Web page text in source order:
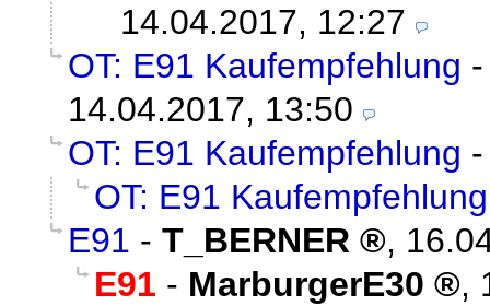
14.04.2017, 12:27
OT: E91 Kaufempfehlung
14.04.2017, 13:50
OT: E91 Kaufempfehlung
OT: E91 Kaufempfehlung
E91 - T_BERNER ,
E91 - MarburgerE30 ,